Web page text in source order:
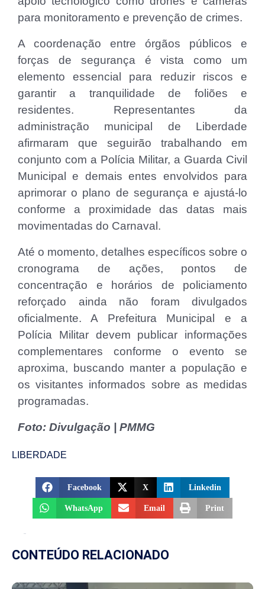
para monitoramento e prevenção de crimes.
A coordenação entre órgãos públicos e
forças de segurança é vista como um
elemento essencial para reduzir riscos e
garantir a tranquilidade de foliões e
residentes. Representantes da
administração municipal de Liberdade
afirmaram que seguirão trabalhando em
conjunto com a Polícia Militar, a Guarda Civil
Municipal e demais entes envolvidos para
aprimorar o plano de segurança e ajustá-lo
conforme a proximidade das datas mais
movimentadas do Carnaval.
Até o momento, detalhes específicos sobre o
cronograma de ações, pontos de
concentração e horários de policiamento
reforçado ainda não foram divulgados
oficialmente. A Prefeitura Municipal e a
Polícia Militar devem publicar informações
complementares conforme o evento se
aproxima, buscando manter a população e
os visitantes informados sobre as medidas
programadas.
Foto: Divulgação | PMMG
LIBERDADE
Facebook X Linkedin
WhatsApp Email Print
CONTEÚDO RELACIONADO